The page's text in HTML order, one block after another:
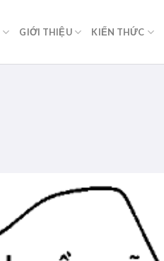
GIỚI THIỆU KIẾN THỨC